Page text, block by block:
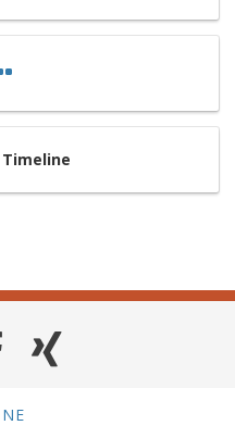
Timeline